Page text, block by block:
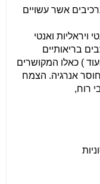
אשר עשויים
ואנטי
בריאותיים
) כאלו המקושרים
אנרגיה. הצמח
רוח,